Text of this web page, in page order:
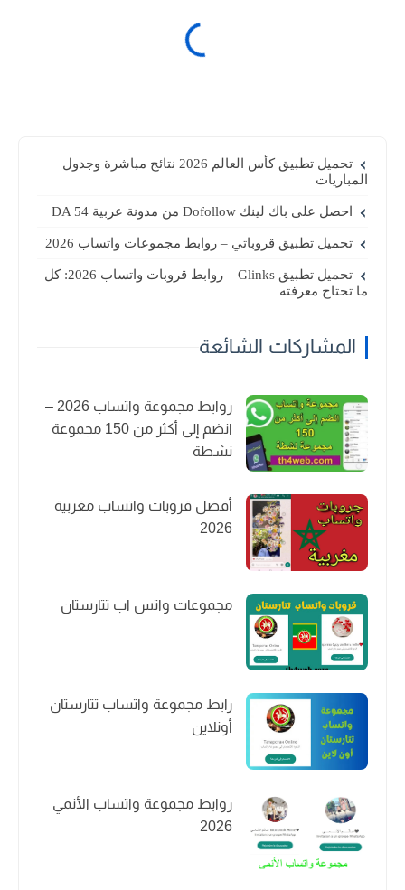
تحميل تطبيق كأس العالم 2026 نتائج مباشرة وجدول
المباريات
احصل على باك لينك Dofollow من مدونة عربية DA 54
تحميل تطبيق قروباتي – روابط مجموعات واتساب 2026
تحميل تطبيق Glinks – روابط قروبات واتساب 2026: كل
ما تحتاج معرفته
المشاركات الشائعة
روابط مجموعة واتساب 2026 –
انضم إلى أكثر من 150 مجموعة
نشطة
أفضل قروبات واتساب مغربية
2026
مجموعات واتس اب تتارستان
رابط مجموعة واتساب تتارستان
أونلاين
روابط مجموعة واتساب الأنمي
2026